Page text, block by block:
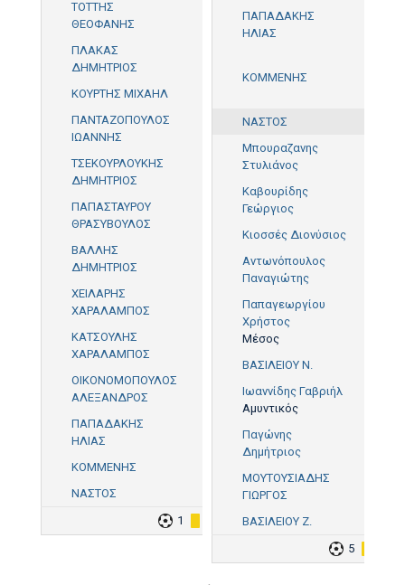
ΤΟΤΤΗΣ
ΘΕΟΦΑΝΗΣ
ΠΛΑΚΑΣ
ΔΗΜΗΤΡΙΟΣ
ΚΟΥΡΤΗΣ ΜΙΧΑΗΛ
ΠΑΝΤΑΖΟΠΟΥΛΟΣ
ΙΩΑΝΝΗΣ
ΤΣΕΚΟΥΡΛΟΥΚΗΣ
ΔΗΜΗΤΡΙΟΣ
ΠΑΠΑΣΤΑΥΡΟΥ
ΘΡΑΣΥΒΟΥΛΟΣ
ΒΑΛΛΗΣ
ΔΗΜΗΤΡΙΟΣ
ΧΕΙΛΑΡΗΣ
ΧΑΡΑΛΑΜΠΟΣ
ΚΑΤΣΟΥΛΗΣ
ΧΑΡΑΛΑΜΠΟΣ
ΟΙΚΟΝΟΜΟΠΟΥΛΟΣ
ΑΛΕΞΑΝΔΡΟΣ
ΠΑΠΑΔΑΚΗΣ
ΗΛΙΑΣ
ΚΟΜΜΕΝΗΣ
ΝΑΣΤΟΣ
1
ΠΑΠΑΔΑΚΗΣ
ΗΛΙΑΣ
ΚΟΜΜΕΝΗΣ
ΝΑΣΤΟΣ
Μπουραζανης
Στυλιάνος
Καβουρίδης
Γεώργιος
Κιοσσές Διονύσιος
Αντωνόπουλος
Παναγιώτης
Παπαγεωργίου
Χρήστος
Μέσος
ΒΑΣΙΛΕΙΟΥ Ν.
Ιωαννίδης Γαβριήλ
Αμυντικός
Παγώνης
Δημήτριος
ΜΟΥΤΟΥΣΙΑΔΗΣ
ΓΙΩΡΓΟΣ
ΒΑΣΙΛΕΙΟΥ Ζ.
5